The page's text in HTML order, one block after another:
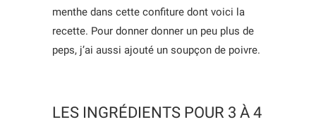
menthe dans cette confiture dont voici la
recette. Pour donner donner un peu plus de
peps, j’ai aussi ajouté un soupçon de poivre.
LES INGRÉDIENTS POUR 3 À 4